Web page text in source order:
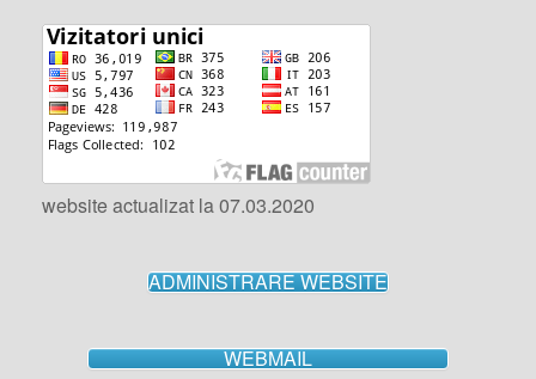
website actualizat la 07.03.2020
ADMINISTRARE WEBSITE
WEBMAIL